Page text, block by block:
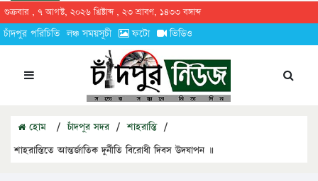
শুক্রবার , ৭ আগস্ট, ২০২৬ খ্রিষ্টাব্দ , ২৩ শ্রাবণ, ১৪৩৩ বঙ্গাব্দ
চাঁদপুর পরিচিতি লঞ্চ সময়সূচী ফটো ভিডিও
হোম / চাঁদপুর সদর / শাহরাস্তি /
শাহরাস্তিতে আন্তর্জাতিক দুর্নীতি বিরোধী দিবস উদযাপন ॥